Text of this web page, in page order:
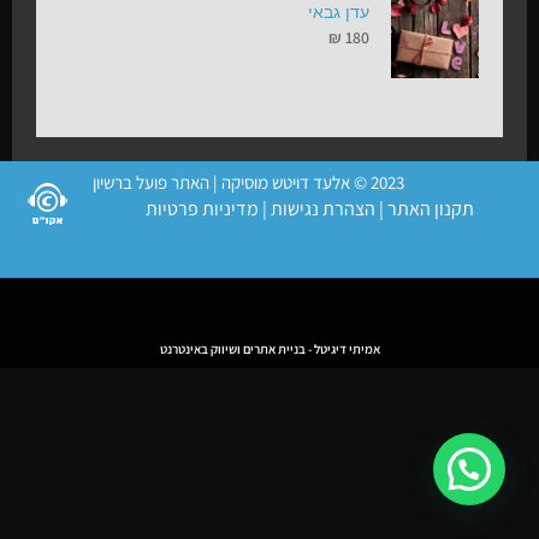
עדן גבאי
₪ 180
2023 © אלעד דויטש מוסיקה | האתר פועל ברשיון
תקנון האתר| הצהרת נגישות| מדיניות פרטיות
אמיתי דיגיטל - בניית אתרים ושיווק באינטרנט